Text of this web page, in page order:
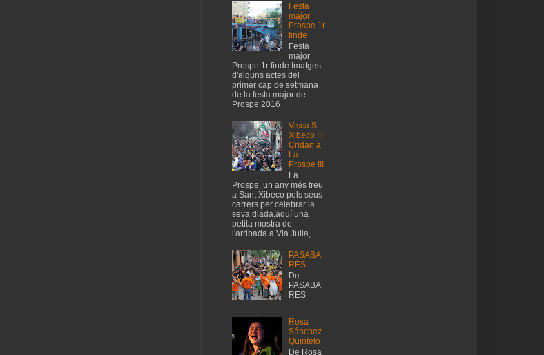
Festa
major
Prospe 1r
finde
Festa
major
Prospe 1r finde Imatges
d'alguns actes del
primer cap de setmana
de la festa major de
Prospe 2016
Visca St
Xibeco !!!
Cridan a
La
Prospe !!!
La
Prospe, un any més treu
a Sant Xibeco pels seus
carrers per celebrar la
seva diada,aquí una
petita mostra de
l'arribada a Via Julia,...
PASABA
RES
De
PASABA
RES
Rosa
Sánchez
Quinteto
De Rosa